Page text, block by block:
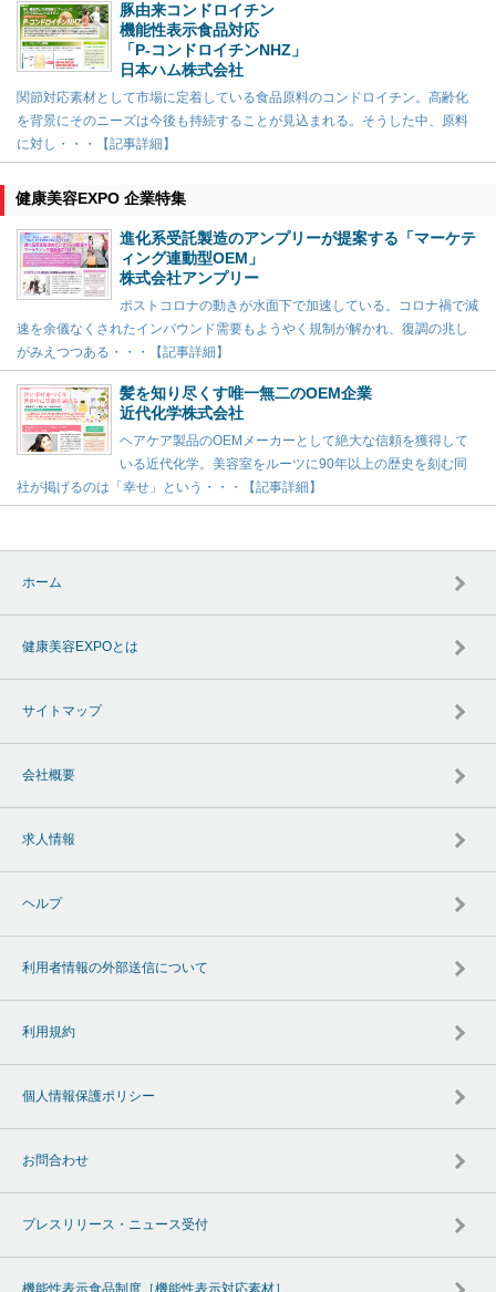
豚由来コンドロイチン
機能性表示食品対応
「P-コンドロイチンNHZ」
日本ハム株式会社
関節対応素材として市場に定着している食品原料のコンドロイチン。高齢化
を背景にそのニーズは今後も持続することが見込まれる。そうした中、原料
に対し・・・【記事詳細】
健康美容EXPO 企業特集
進化系受託製造のアンプリーが提案する「マーケテ
ィング連動型OEM」
株式会社アンプリー
ポストコロナの動きが水面下で加速している。コロナ禍で減
速を余儀なくされたインバウンド需要もようやく規制が解かれ、復調の兆し
がみえつつある・・・【記事詳細】
髪を知り尽くす唯一無二のOEM企業
近代化学株式会社
ヘアケア製品のOEMメーカーとして絶大な信頼を獲得して
いる近代化学。美容室をルーツに90年以上の歴史を刻む同
社が掲げるのは「幸せ」という・・・【記事詳細】
ホーム
健康美容EXPOとは
サイトマップ
会社概要
求人情報
ヘルプ
利用者情報の外部送信について
利用規約
個人情報保護ポリシー
お問合わせ
プレスリリース・ニュース受付